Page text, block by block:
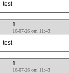
test
1
16-07-26 om 11:43
test
1
16-07-26 om 11:43